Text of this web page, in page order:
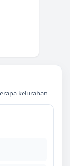
kelurahan.